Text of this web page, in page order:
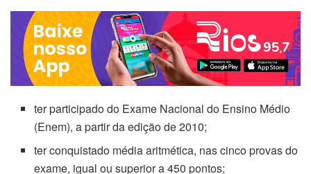
ter participado do Exame Nacional do Ensino Médio
(Enem), a partir da edição de 2010;
ter conquistado média aritmética, nas cinco provas do
exame, igual ou superior a 450 pontos;